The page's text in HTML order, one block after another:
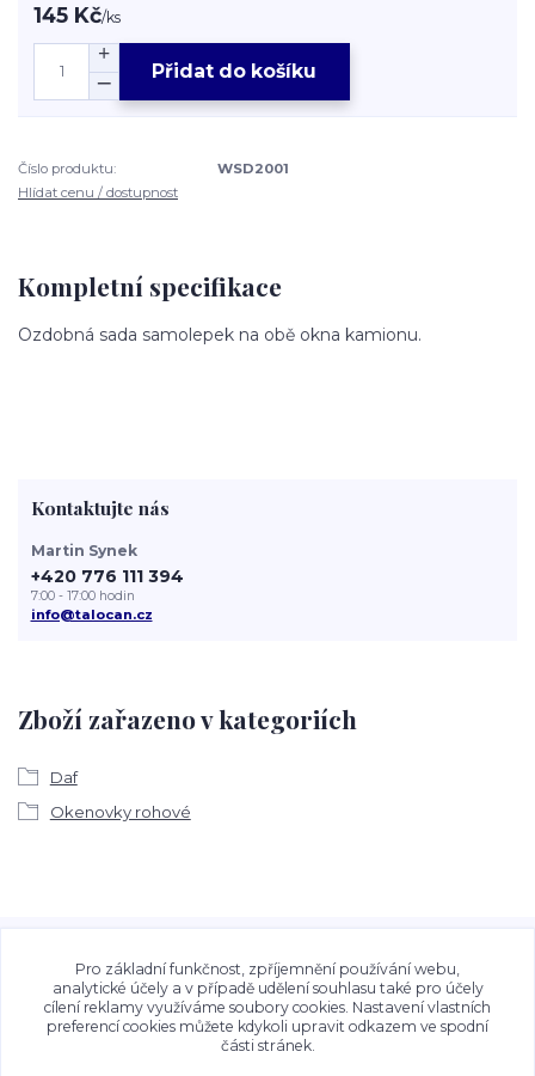
145 Kč/ks
Přidat do košíku
Číslo produktu:
WSD2001
Hlídat cenu / dostupnost
Kompletní specifikace
Ozdobná sada samolepek na obě okna kamionu.
Zboží zařazeno v kategoriích
Daf
Okenovky rohové
Kontaktujte nás
Martin Synek
+420 776 111 394
7:00 - 17:00 hodin
info@talocan.cz
obsah zveřejněný na stránkách Talocan.cz a
CeskeSamolepky.cz jsou chráněny autorským právem. Jejich
použití bez předchozího písemného souhlasu provozovatele
je zakázáno.
Pro základní funkčnost, zpříjemnění používání webu,
analytické účely a v případě udělení souhlasu také pro účely
cílení reklamy využíváme soubory cookies. Nastavení vlastních
preferencí cookies můžete kdykoli upravit odkazem ve spodní
části stránek.